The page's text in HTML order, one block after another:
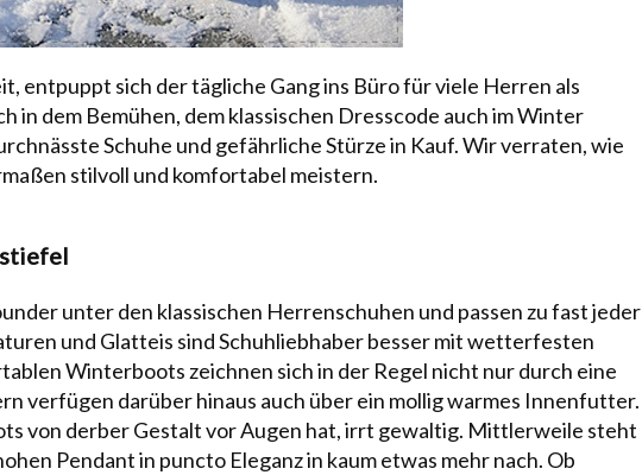
entpuppt sich der tägliche Gang ins Büro für viele Herren als
in dem Bemühen, dem klassischen Dresscode auch im Winter
Schuhe und gefährliche Stürze in Kauf. Wir verraten, wie
stilvoll und komfortabel meistern.
unter den klassischen Herrenschuhen und passen zu fast jeder
und Glatteis sind Schuhliebhaber besser mit wetterfesten
Winterboots zeichnen sich in der Regel nicht nur durch eine
verfügen darüber hinaus auch über ein mollig warmes Innenfutter.
von derber Gestalt vor Augen hat, irrt gewaltig. Mittlerweile steht
Pendant in puncto Eleganz in kaum etwas mehr nach. Ob